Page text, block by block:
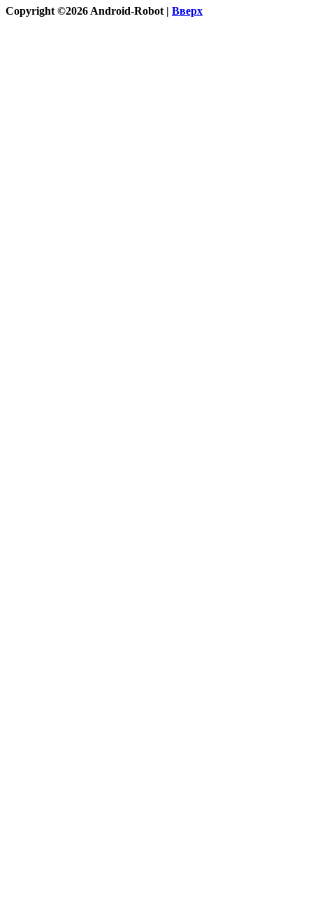
Copyright ©2026 Android-Robot | Вверх